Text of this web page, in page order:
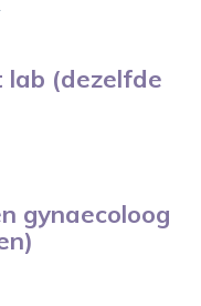
lab (dezelfde
gynaecoloog